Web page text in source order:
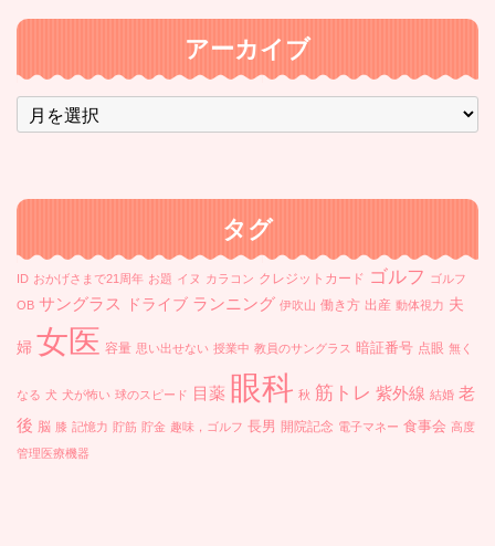
アーカイブ
ア
ー
ブ
タグ
ID おかげさまで21周年 お題 イヌ カラコン クレジットカード ゴルフ ゴルフ
OB サングラス ドライブ ランニング 伊吹山 働き方 出産 動体視力 夫
婦 女医 容量 思い出せない 授業中 教員のサングラス 暗証番号 点眼 無く
なる 犬 犬が怖い 球のスピード 目薬 眼科 秋 筋トレ 紫外線 結婚 老
後 脳 膝 記憶力 貯筋 貯金 趣味，ゴルフ 長男 開院記念 電子マネー 食事会 高度
管理医療機器